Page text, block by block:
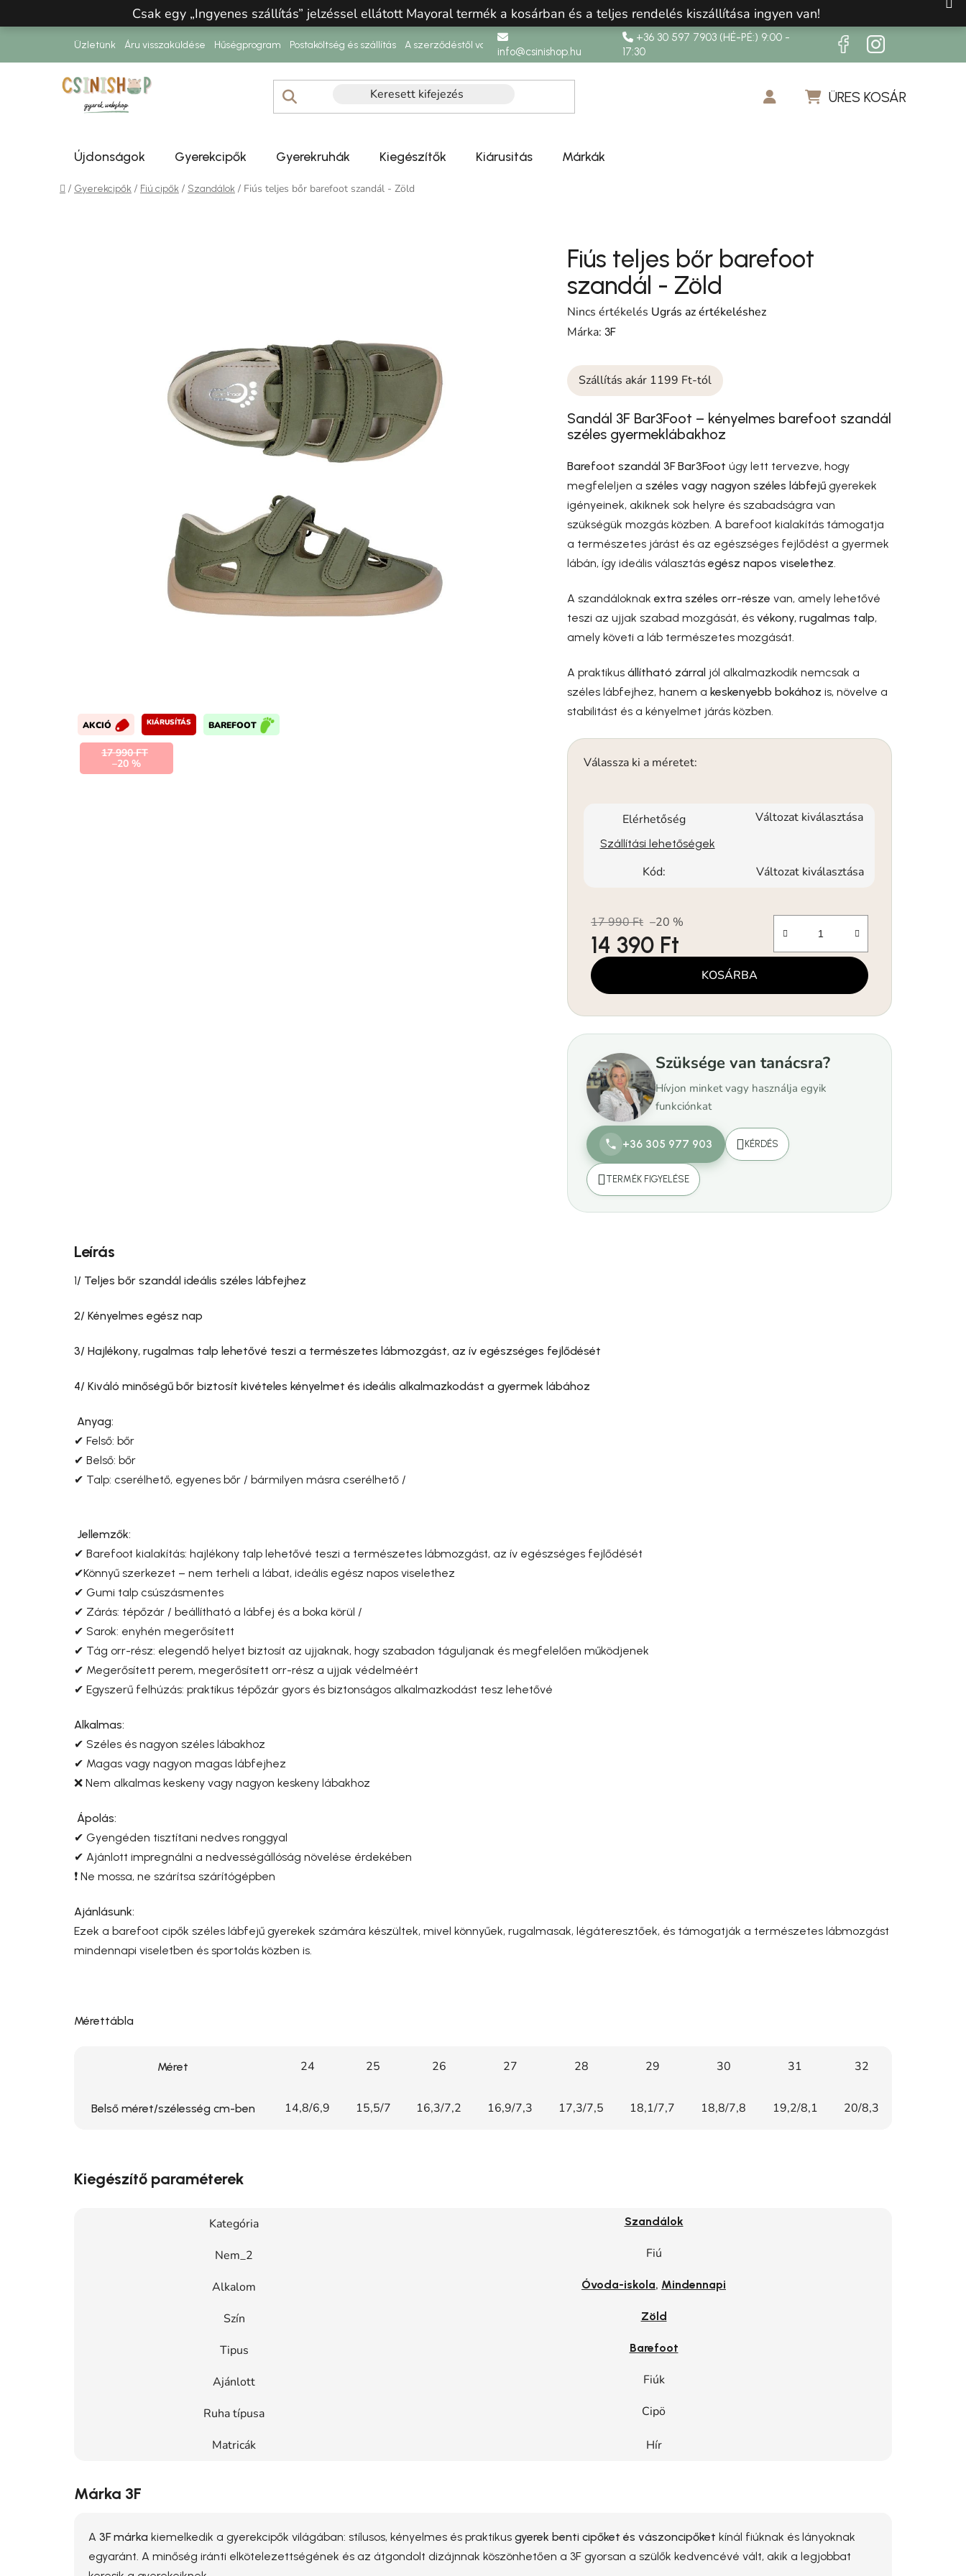
Csak egy „Ingyenes szállítás” jelzéssel ellátott Mayoral termék a kosárban és a teljes rendelés kiszállítása ingyen van!
Üzletünk Áru visszaküldése Hűségprogram Postaköltség és szállítás A szerződéstől való elállásinfo@csinishop.hu
+36 30 597 7903 (HÉ-PÉ:) 9:00 -
17:30
ÜRES KOSÁR
Újdonságok Gyerekcipők Gyerekruhák Kiegészítők Kiárusitás Márkák
Kezdőlap
/ Gyerekcipők / Fiú cipők / Szandálok / Fiús teljes bőr barefoot szandál - Zöld
Fiús teljes bőr barefoot
szandál - Zöld
A termék átlagos értékelése 5-ből 0,0 csillag.
Nincs értékelés Ugrás az értékeléshez
Márka: 3F
Szállítás akár 1199 Ft-tól
Sandál 3F Bar3Foot – kényelmes barefoot szandál
széles gyermeklábakhoz
Barefoot szandál 3F Bar3Foot úgy lett tervezve, hogy
megfeleljen aszéles vagy nagyon széles lábfejű gyerekek
igényeinek, akiknek sok helyre és szabadságra van
szükségük mozgás közben. A barefoot kialakítás támogatja
a természetes járást és az egészséges fejlődést a gyermek
lábán, így ideális választásegész napos viselethez
A szandáloknakextra széles orr-része van, amely lehetővé
teszi az ujjak szabad mozgását, ésvékony, rugalmas talp,
amely követi a láb természetes mozgását.
A praktikusállítható zárral jól alkalmazkodik nemcsak a
széles lábfejhez, hanem akeskenyebb bokához is, növelve a
stabilitást és a kényelmet járás közben.
Válassza ki a méretet:
Elérhetőség Változat kiválasztása
Szállítási lehetőségek
Kód: Változat kiválasztása
17 990 Ft –20 %
14 390 Ft
Egységár: KOSÁRBA
Szüksége van tanácsra?
Hívjon minket vagy használja egyik
funkciónkat
+36 305 977 903 KÉRDÉS
TERMÉK FIGYELÉSE
AKCIÓ KIÁRUSÍTÁS BAREFOOT
17 990 FT
–20 %
Leírás
1/ Teljes bőr szandál ideális széles lábfejhez
2/ Kényelmes egész nap
3/ Hajlékony, rugalmas talp lehetővé teszi a természetes lábmozgást, az ív egészséges fejlődését
4/ Kiváló minőségű bőr biztosít kivételes kényelmet és ideális alkalmazkodást a gyermek lábához
Anyag:
✔ Felső: bőr
✔ Belső: bőr
✔ Talp: cserélhető, egyenes bőr / bármilyen másra cserélhető /
Jellemzők:
✔ Barefoot kialakítás: hajlékony talp lehetővé teszi a természetes lábmozgást, az ív egészséges fejlődését
✔Könnyű szerkezet – nem terheli a lábat, ideális egész napos viselethez
✔ Gumi talp csúszásmentes
✔ Zárás: tépőzár / beállítható a lábfej és a boka körül /
✔ Sarok: enyhén megerősített
✔ Tág orr-rész: elegendő helyet biztosít az ujjaknak, hogy szabadon táguljanak és megfelelően működjenek
✔ Megerősített perem, megerősített orr-rész a ujjak védelméért
✔ Egyszerű felhúzás: praktikus tépőzár gyors és biztonságos alkalmazkodást tesz lehetővé
Alkalmas:
✔ Széles és nagyon széles lábakhoz
✔ Magas vagy nagyon magas lábfejhez
❌ Nem alkalmas keskeny vagy nagyon keskeny lábakhoz
Ápolás:
✔ Gyengéden tisztítani nedves ronggyal
✔ Ajánlott impregnálni a nedvességállóság növelése érdekében
❗ Ne mossa, ne szárítsa szárítógépben
Ajánlásunk:
Ezek a barefoot cipők széles lábfejű gyerekek számára készültek, mivel könnyűek, rugalmasak, légáteresztőek, és támogatják a természetes lábmozgást
mindennapi viseletben és sportolás közben is.
Mérettábla
Méret 24 25 26 27 28 29 30 31 32
Belső méret/szélesség cm-ben 14,8/6,9 15,5/7 16,3/7,2 16,9/7,3 17,3/7,5 18,1/7,7 18,8/7,8 19,2/8,1 20/8,3
Kiegészítő paraméterek
Kategória Szandálok
Nem_2 Fiú
Alkalom Óvoda-iskola, Mindennapi
Szín Zöld
Tipus Barefoot
Ajánlott Fiúk
Ruha típusa Cipö
Matricák Hír
Márka 3F
A 3F márka kiemelkedik a gyerekcipők világában: stílusos, kényelmes és praktikus gyerek benti cipőket és vászoncipőket kínál fiúknak és lányoknak
egyaránt. A minőség iránti elkötelezettségének és az átgondolt dizájnnak köszönhetően a 3F gyorsan a szülők kedvencévé vált, akik a legjobbat